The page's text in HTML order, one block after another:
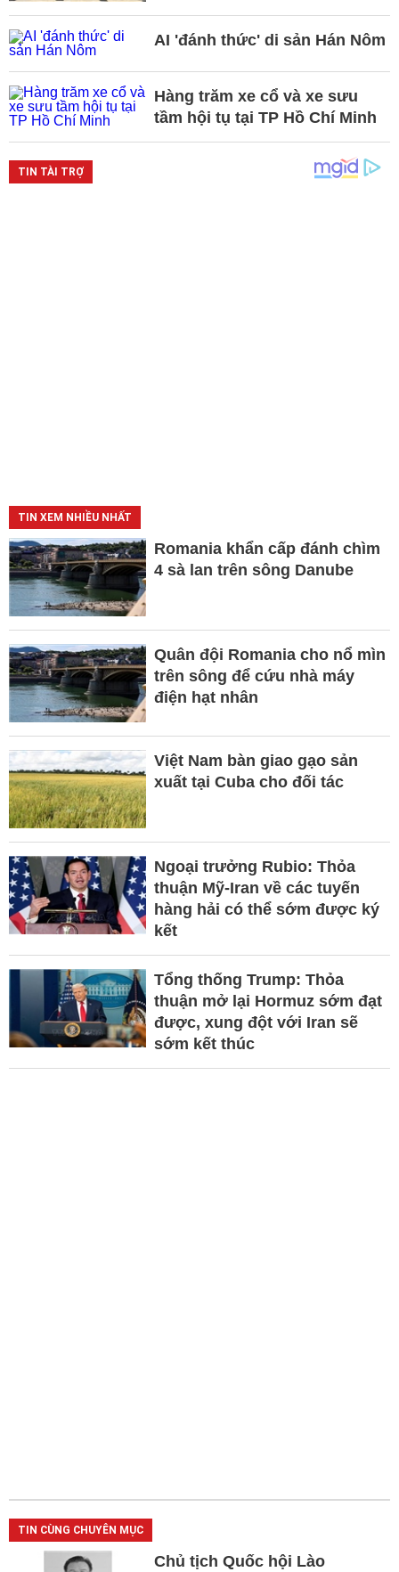
AI 'đánh thức' di sản Hán Nôm
Hàng trăm xe cổ và xe sưu
tầm hội tụ tại TP Hồ Chí Minh
TIN XEM NHIỀU NHẤT
Romania khẩn cấp đánh chìm
4 sà lan trên sông Danube
Quân đội Romania cho nổ mìn
trên sông để cứu nhà máy
điện hạt nhân
Việt Nam bàn giao gạo sản
xuất tại Cuba cho đối tác
Ngoại trưởng Rubio: Thỏa
thuận Mỹ-Iran về các tuyến
hàng hải có thể sớm được ký
kết
Tổng thống Trump: Thỏa
thuận mở lại Hormuz sớm đạt
được, xung đột với Iran sẽ
sớm kết thúc
TIN CÙNG CHUYÊN MỤC
Chủ tịch Quốc hội Lào